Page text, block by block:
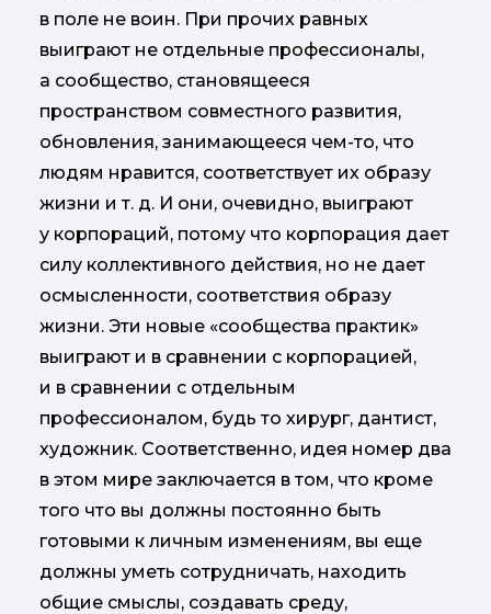
в поле не воин. При прочих равных
выиграют не отдельные профессионалы,
а сообщество, становящееся
пространством совместного развития,
обновления, занимающееся чем-то, что
людям нравится, соответствует их образу
жизни и т. д. И они, очевидно, выиграют
у корпораций, потому что корпорация дает
силу коллективного действия, но не дает
осмысленности, соответствия образу
жизни. Эти новые «сообщества практик»
выиграют и в сравнении с корпорацией,
и в сравнении с отдельным
профессионалом, будь то хирург, дантист,
художник. Соответственно, идея номер два
в этом мире заключается в том, что кроме
того что вы должны постоянно быть
готовыми к личным изменениям, вы еще
должны уметь сотрудничать, находить
общие смыслы, создавать среду,